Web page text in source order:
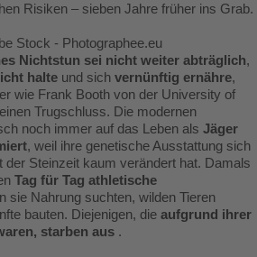
Risiken – sieben Jahre früher ins Grab.
Nichtstun sei nicht weiter abträglich,
halte und sich vernünftig ernähre,
wie Frank Booth von der University of
Trugschluss. Die modernen
noch immer auf das Leben als Jäger
, weil ihre genetische Ausstattung sich
der Steinzeit kaum verändert hat. Damals
Tag für Tag athletische
sie Nahrung suchten, wilden Tieren
bauten. Diejenigen, die aufgrund ihrer
starben aus .